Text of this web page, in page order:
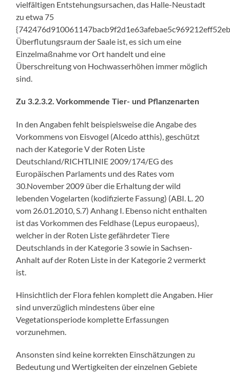
vielfältigen Entstehungsursachen, das Halle-Neustadt
zu etwa 75
Überflutungsraum der Saale ist, es sich um eine
Einzelmaßnahme vor Ort handelt und eine
Überschreitung von Hochwasserhöhen immer möglich
sind.
Zu 3.2.3.2. Vorkommende Tier- und Pflanzenarten
In den Angaben fehlt beispielsweise die Angabe des
Vorkommens von Eisvogel (Alcedo atthis), geschützt
nach der Kategorie V der Roten Liste
Deutschland/RICHTLINIE 2009/174/EG des
Europäischen Parlaments und des Rates vom
30.November 2009 über die Erhaltung der wild
lebenden Vogelarten (kodifizierte Fassung) (ABI. L. 20
vom 26.01.2010, S.7) Anhang I. Ebenso nicht enthalten
ist das Vorkommen des Feldhase (Lepus europaeus),
welcher in der Roten Liste gefährdeter Tiere
Deutschlands in der Kategorie 3 sowie in Sachsen-
Anhalt auf der Roten Liste in der Kategorie 2 vermerkt
ist.
Hinsichtlich der Flora fehlen komplett die Angaben. Hier
sind unverzüglich mindestens über eine
Vegetationsperiode komplette Erfassungen
vorzunehmen.
Ansonsten sind keine korrekten Einschätzungen zu
Bedeutung und Wertigkeiten der einzelnen Gebiete